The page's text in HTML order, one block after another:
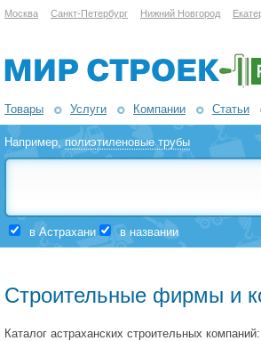
Москва Санкт-Петербург Нижний Новгород
Товары Услуги Компании Статьи
Например,полиэтиленовые трубы
в Астрахани в названии
Строительные фирмы и
Каталог астраханских строительных